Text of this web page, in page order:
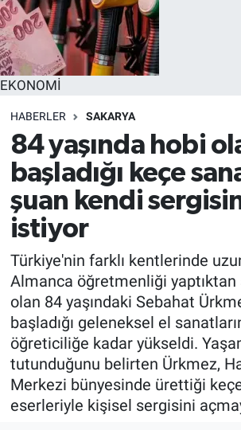
EKONOMİ
HABERLER SAKARYA
84 yaşında hobi
başladığı keçe
şuan kendi
istiyor
Türkiye'nin farklı kentlerinde
Almanca öğretmenliği
olan 84 yaşındaki Sebahat
başladığı geleneksel el
öğreticiliğe kadar yükseldi.
tutunduğunu belirten Ürkmez,
Merkezi bünyesinde ürettiği
eserleriyle kişisel sergisini
EĞİTİM
MAGAZİN
ÖZEL HABER
HALK54 PANORAMA